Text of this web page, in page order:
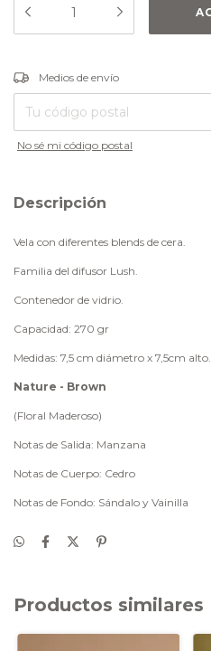
Entregas para el CP:
Medios de envío
No sé mi código postal
Descripción
Vela con diferentes blends de cera.
Familia del difusor Lush.
Contenedor de vidrio.
Capacidad: 270 gr
Medidas: 7,5 cm diámetro x 7,5cm alto.
Nature - Brown
(Floral Maderoso)
Notas de Salida: Manzana
Notas de Cuerpo: Cedro
Notas de Fondo: Sándalo y Vainilla
Productos similares